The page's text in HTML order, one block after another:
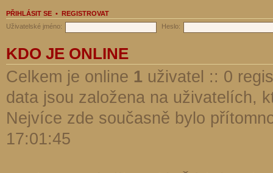
PŘIHLÁSIT SE • REGISTROVAT
Uživatelské jméno:
Heslo:
KDO JE ONLINE
Celkem je online 1 uživatel :: 0
data jsou založena na uživatelích,
Nejvíce zde současně bylo
17:01:45